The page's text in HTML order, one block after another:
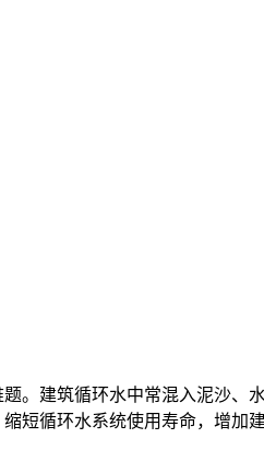
。建筑循环水中常混入泥沙、
短循环水系统使用寿命，增加